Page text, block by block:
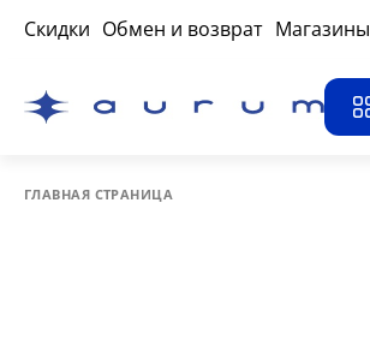
Скидки Обмен и возврат Магазины
ГЛАВНАЯ СТРАНИЦА